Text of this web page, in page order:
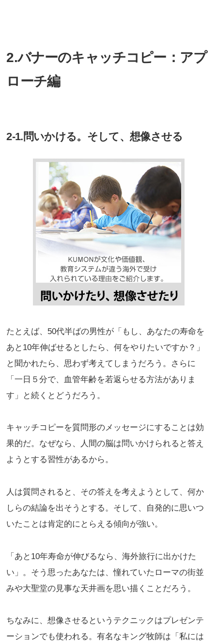
2.バナーのキャッチコピー：アプ
ローチ編
2-1.問いかける。そして、想像させる
たとえば、50代半ばの男性が「もし、あなたの寿命を
あと10年伸ばせるとしたら、何をやりたいですか？」
と聞かれたら、思わず考えてしまうだろう。さらに
「一日５分で、血管年齢を若返らせる方法がありま
す」と続くとどうだろう。
キャッチコピーを質問形のメッセージにすることは効
果的だ。なぜなら、人間の脳は問いかけられると答え
ようとする習性があるから。
人は質問されると、その答えを考えようとして、何か
しらの結論を出そうとする。そして、自発的に思いつ
いたことは肯定的にとらえる傾向が強い。
「あと10年寿命が伸びるなら、海外旅行に出かけた
い」。そう思ったあなたは、憧れていたローマの街並
みや大聖堂の見事な天井画を思い描くことだろう。
ちなみに、想像させるというテクニックはプレゼンテ
ーションでも使われる。有名なキング牧師は「私には